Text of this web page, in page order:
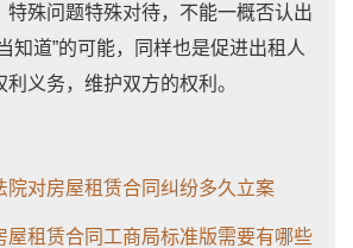
特殊问题特殊对待，不能一概否认出
知道”的可能，同样也是促进出租人
义务，维护双方的权利。
院对房屋租赁合同纠纷多久立案
屋租赁合同工商局标准版需要有哪些